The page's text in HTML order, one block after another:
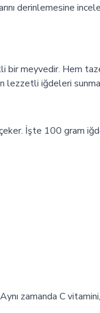
derinlemesine
bir meyvedir. Hem
iğdeleri
İşte 100 gram
zamanda C